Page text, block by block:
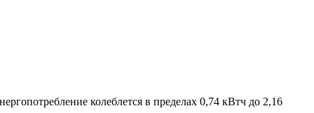
колеблется в пределах 0,74 кВтч до 2,16